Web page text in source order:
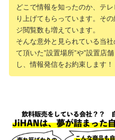
どこで情報を知ったのか、テ
り上げてもらっています。そ
ジ閲覧数も増えています。
そんな意外と見られている当
て頂いた”設置場所”や”設置店
し、情報発信をお約束します！